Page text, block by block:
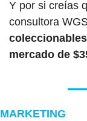
Y por si creías
consultora
mercado de
MARKETING